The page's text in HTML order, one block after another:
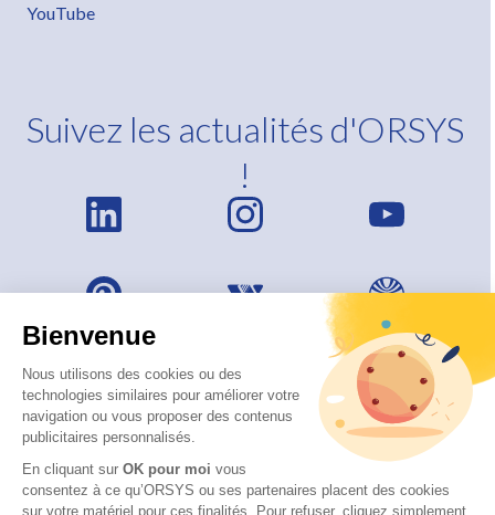
Bienvenue
Nous utilisons des cookies ou des
technologies similaires pour améliorer votre
navigation ou vous proposer des contenus
publicitaires personnalisés.
En cliquant sur OK pour moi vous
consentez à ce qu’ORSYS ou ses partenaires placent des cookies
sur votre matériel pour ces finalités. Pour refuser, cliquez simplement
YouTube
Suivez les actualités d'ORSYS
!